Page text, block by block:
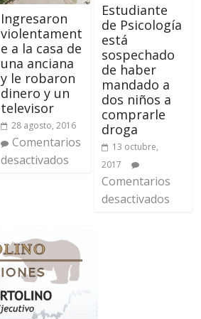
Ingresaron
violentament
e a la casa de
una anciana
y le robaron
dinero y un
televisor
28 agosto, 2016
Comentarios
desactivados
Estudiante
de Psicología
está
sospechado
de haber
mandado a
dos niños a
comprarle
droga
13 octubre,
2017
Comentarios
desactivados